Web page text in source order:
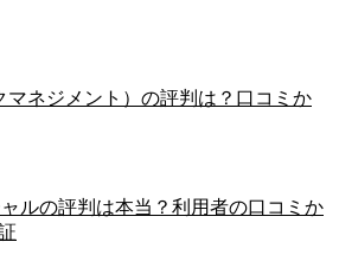
マネジメント）の評判は？口コミか
ルの評判は本当？利用者の口コミか